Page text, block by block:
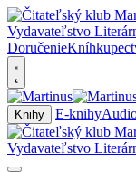
Doručenie
Knihy E-knihy